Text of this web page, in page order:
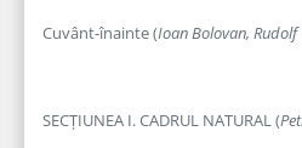
Cuvânt-înainte (Ioan Bolovan,
SECȚIUNEA I. CADRUL NATURAL (